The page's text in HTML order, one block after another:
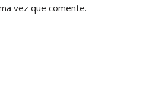
vez que comente.